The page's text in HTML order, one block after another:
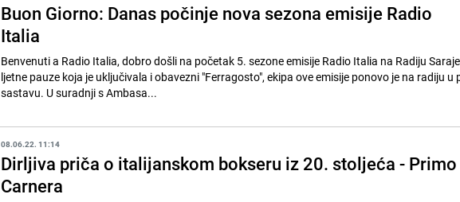
Buon Giorno: Danas počinje nova sezona emisije Radio
Italia
Benvenuti a Radio Italia, dobro došli na početak 5. sezone emisije Radio Italia na Radiju
ljetne pauze koja je uključivala i obavezni "Ferragosto", ekipa ove emisije ponovo je na radiju u
sastavu. U suradnji s Ambasa...
08.06.22. 11:14
Dirljiva priča o italijanskom bokseru iz 20. stoljeća - Primo
Carnera